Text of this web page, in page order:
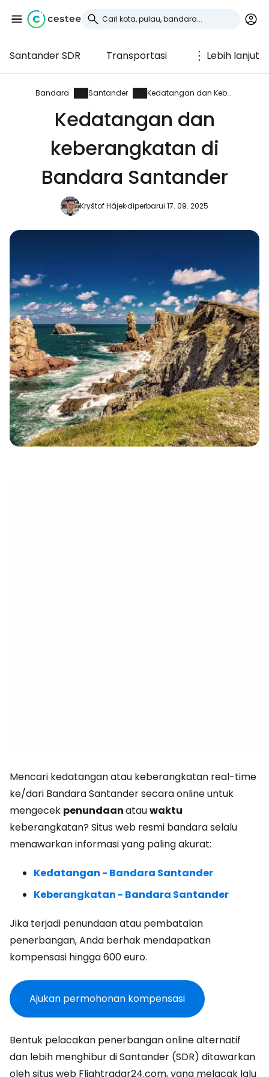
Santander SDR Transportasi Lebih lanjut
Bandara Santander Kedatangan dan Keberangkatan
Kedatangan dan
keberangkatan di
Bandara Santander
Kryštof Hájekdiperbarui 17. 09. 2025
Mencari kedatangan atau keberangkatan real-time
ke/dari Bandara Santander secara online untuk
mengecek penundaanatauwaktu
keberangkatan? Situs web resmi bandara selalu
menawarkan informasi yang paling akurat:
Kedatangan - Bandara Santander
Keberangkatan - Bandara Santander
Jika terjadi penundaan atau pembatalan
penerbangan, Anda berhak mendapatkan
kompensasi hingga 600 euro.
Ajukan permohonan kompensasi
Bentuk pelacakan penerbangan online alternatif
dan lebih menghibur di Santander (SDR) ditawarkan
oleh situs web Flightradar24.com, yang melacak lalu
Masuk ke Cestee
... komunitas perjalanan di seluruh dunia
Lanjutkan dengan Google
Lanjutkan dengan Facebook
Lanjutkan dengan email